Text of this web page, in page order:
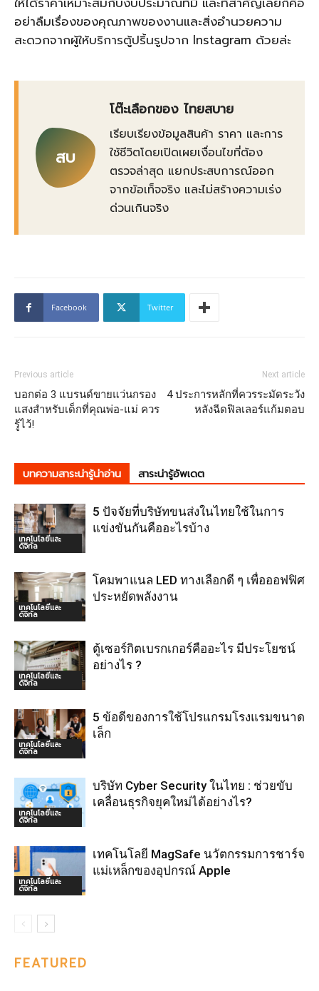
อย่าลืมเรื่องของคุณภาพของงานและสิ่งอำนวยความ
สะดวกจากผู้ให้บริการตู้ปริ้นรูปจาก Instagram ด้วยล่ะ
สบ
โต๊ะเลือกของ ไทยสบาย
เรียบเรียงข้อมูลสินค้า ราคา และการ
ใช้ชีวิตโดยเปิดเผยเงื่อนไขที่ต้อง
ตรวจล่าสุด แยกประสบการณ์ออก
จากข้อเท็จจริง และไม่สร้างความเร่ง
ด่วนเกินจริง
Facebook Twitter
Previous article
บอกต่อ 3 แบรนด์ขายแว่นกรอง
แสงสำหรับเด็กที่คุณพ่อ-แม่ ควร
รู้ไว้!
Next article
4 ประการหลักที่ควรระมัดระวัง
หลังฉีดฟิลเลอร์แก้มตอบ
บทความสาระน่ารู้น่าอ่าน สาระน่ารู้อัพเดต
เทคโนโลยีและ
ดิจิทัล
5 ปัจจัยที่บริษัทขนส่งในไทยใช้ในการ
แข่งขันกันคืออะไรบ้าง
เทคโนโลยีและ
ดิจิทัล
โคมพาแนล LED ทางเลือกดี ๆ เพื่อออฟฟิศ
ประหยัดพลังงาน
เทคโนโลยีและ
ดิจิทัล
ตู้เซอร์กิตเบรกเกอร์คืออะไร มีประโยชน์
อย่างไร ?
เทคโนโลยีและ
ดิจิทัล
5 ข้อดีของการใช้โปรแกรมโรงแรมขนาด
เล็ก
เทคโนโลยีและ
ดิจิทัล
บริษัท Cyber Security ในไทย : ช่วยขับ
เคลื่อนธุรกิจยุคใหม่ได้อย่างไร?
เทคโนโลยีและ
ดิจิทัล
เทคโนโลยี MagSafe นวัตกรรมการชาร์จ
แม่เหล็กของอุปกรณ์ Apple
FEATURED